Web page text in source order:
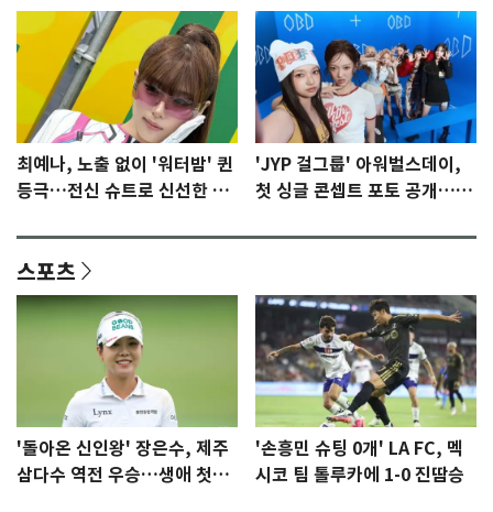
최예나, 노출 없이 '워터밤' 퀸
등극…전신 슈트로 신선한 충
'JYP 걸그룹' 아워벌스데이,
첫 싱글 콘셉트 포토 공개…청
스포츠
'돌아온 신인왕' 장은수, 제주
삼다수 역전 우승…생애 첫승
'손흥민 슈팅 0개' LA FC, 멕
시코 팀 톨루카에 1-0 진땀승